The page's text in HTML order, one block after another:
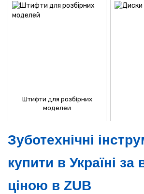
Зуботехнічні
купити в Україні за
ціною в ZUB
Штифти для розбірних
моделей